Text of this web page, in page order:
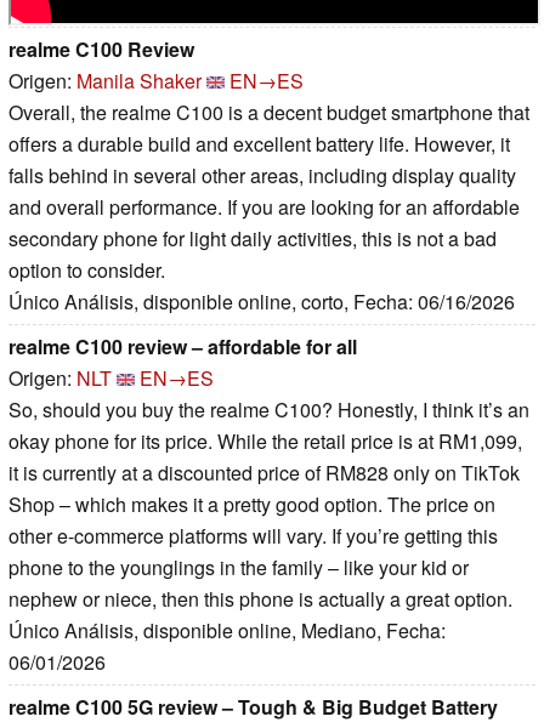
realme C100 Review
Origen: Manila Shaker
EN→ES
Overall, the realme C100 is a decent budget smartphone that
offers a durable build and excellent battery life. However, it
falls behind in several other areas, including display quality
and overall performance. If you are looking for an affordable
secondary phone for light daily activities, this is not a bad
option to consider.
Único Análisis, disponible online, corto, Fecha: 06/16/2026
realme C100 review – affordable for all
Origen: NLT
EN→ES
So, should you buy the realme C100? Honestly, I think it’s an
okay phone for its price. While the retail price is at RM1,099,
it is currently at a discounted price of RM828 only on TikTok
Shop – which makes it a pretty good option. The price on
other e-commerce platforms will vary. If you’re getting this
phone to the younglings in the family – like your kid or
nephew or niece, then this phone is actually a great option.
Único Análisis, disponible online, Mediano, Fecha:
06/01/2026
realme C100 5G review – Tough & Big Budget Battery